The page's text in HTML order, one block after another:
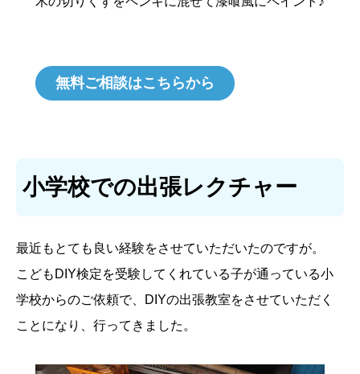
無料ご相談はこちらから
小学校での出張レクチャー
最近もとても良い経験をさせていただいたのですが。
こどもDIY検定を受験してくれている子が通っている小
学校からのご依頼で、DIYの出張教室をさせていただく
ことになり、行ってきました。